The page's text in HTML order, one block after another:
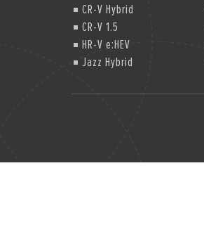
CR-V Hybrid
CR-V 1.5
HR-V e:HEV
Jazz Hybrid
Jazz Hybrid Crosstar (2)